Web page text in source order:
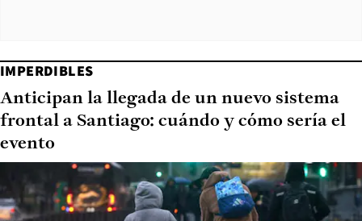
IMPERDIBLES
Anticipan la llegada de un nuevo sistema
frontal a Santiago: cuándo y cómo sería el
evento